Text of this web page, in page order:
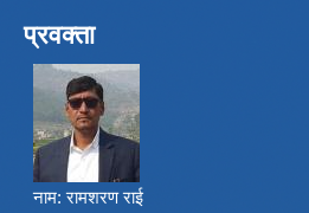
प्रवक्ता
नाम: रामशरण राई